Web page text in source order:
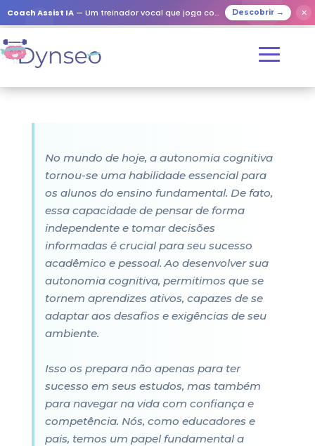
Coach Assist IA — Um treinador vocal que joga com os seus entes queridos Descobrir → ✕
No mundo de hoje, a autonomia cognitiva
tornou-se uma habilidade essencial para
os alunos do ensino fundamental. De fato,
essa capacidade de pensar de forma
independente e tomar decisões
informadas é crucial para seu sucesso
acadêmico e pessoal. Ao desenvolver sua
autonomia cognitiva, permitimos que se
tornem aprendizes ativos, capazes de se
adaptar aos desafios e exigências de seu
ambiente.
Isso os prepara não apenas para ter
sucesso em seus estudos, mas também
para navegar na vida com confiança e
competência. Nós, como educadores e
pais, temos um papel fundamental a